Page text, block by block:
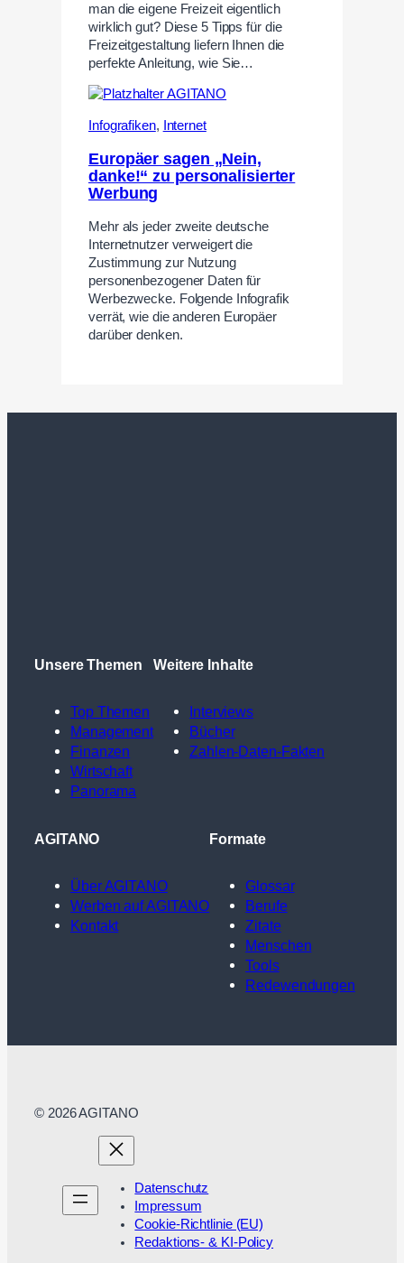
man die eigene Freizeit eigentlich
wirklich gut? Diese 5 Tipps für die
Freizeitgestaltung liefern Ihnen die
perfekte Anleitung, wie Sie…
Infografiken, Internet
Europäer sagen „Nein,
danke!“ zu personalisierter
Werbung
Mehr als jeder zweite deutsche
Internetnutzer verweigert die
Zustimmung zur Nutzung
personenbezogener Daten für
Werbezwecke. Folgende Infografik
verrät, wie die anderen Europäer
darüber denken.
Unsere Themen
Top Themen
Management
Finanzen
Wirtschaft
Panorama
Weitere Inhalte
Interviews
Bücher
Zahlen-Daten-Fakten
AGITANO
Über AGITANO
Werben auf AGITANO
Kontakt
Formate
Glossar
Berufe
Zitate
Menschen
Tools
Redewendungen
© 2026 AGITANO
Datenschutz
Impressum
Cookie-Richtlinie (EU)
Redaktions- & KI-Policy